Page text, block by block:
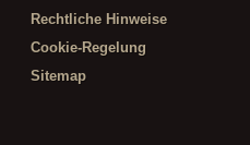
Rechtliche Hinweise
Cookie-Regelung
Sitemap